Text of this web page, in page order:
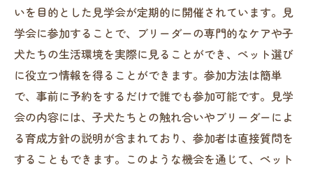
いを目的とした見学会が定期的に開催されています。見
学会に参加することで、ブリーダーの専門的なケアや子
犬たちの生活環境を実際に見ることができ、ペット選び
に役立つ情報を得ることができます。参加方法は簡単
で、事前に予約をするだけで誰でも参加可能です。見学
会の内容には、子犬たちとの触れ合いやブリーダーによ
る育成方針の説明が含まれており、参加者は直接質問を
することもできます。このような機会を通じて、ペット